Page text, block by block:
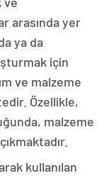
arasında yer
ya da
için
ve malzeme
Özellikle,
malzeme
kullanılan